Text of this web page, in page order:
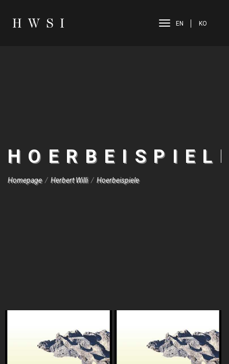
EN KO
EN KO
Homepage / Herbert Willi / Hoerbeispiele